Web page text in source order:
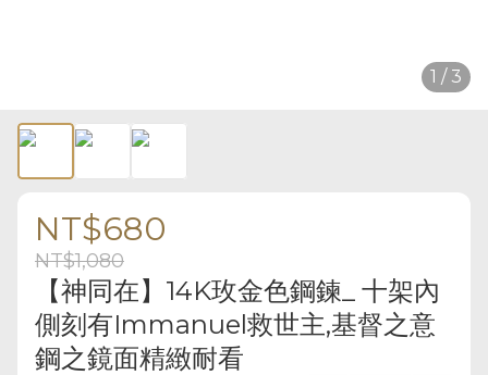
1 / 3
NT$680
NT$1,080
【神同在】14K玫金色鋼鍊_ 十架內
側刻有Immanuel救世主,基督之意
鋼之鏡面精緻耐看